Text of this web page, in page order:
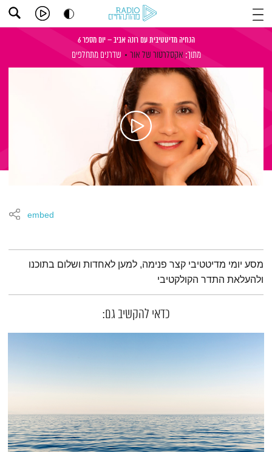
הנחיה מדיטטיבית עם רונה אביב – יום מספר 6
מתוך: אקסלרטור של אור שדרנים מתחלפים
embed
תמצית הפודקאסט
מסע יומי מדיטטיבי קצר פנימה, למען לאחדות ושלום בתוכנו
ולהעלאת התדר הקולקטיבי
כדאי להקשיב גם: